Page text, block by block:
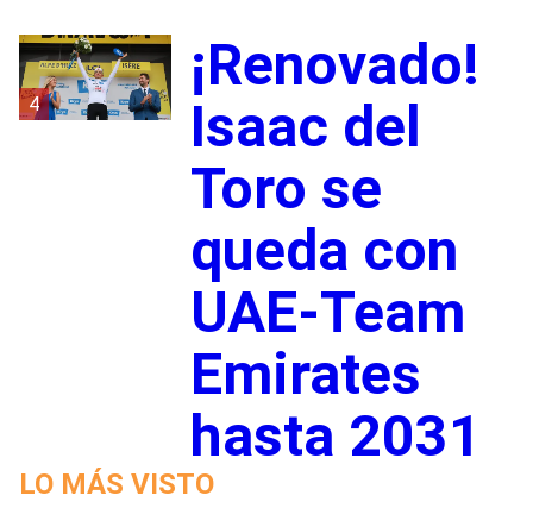
4
¡Renovado!
Isaac del
Toro se
queda con
UAE-Team
Emirates
hasta 2031
LO MÁS VISTO